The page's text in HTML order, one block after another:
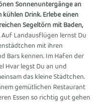
Sonnenuntergänge an
kühlen Drink. Erlebe einen
Segeltörn mit Baden,
Auf Landausflügen lernst Du
mit ihren
Bars kennen. Im Hafen der
Hvar legst Du an und
das kleine Städtchen.
gemütlichen Restaurant
Essen so richtig gut gehen